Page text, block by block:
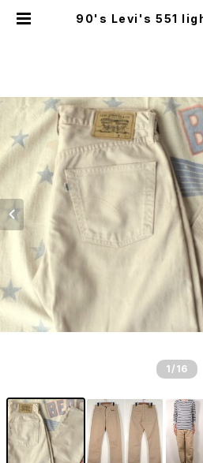
90's Levi's 551
1 /16